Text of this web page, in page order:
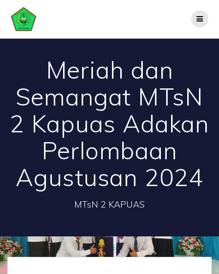
Meriah dan
Semangat MTsN
2 Kapuas Adakan
Perlombaan
Agustusan 2024
MTsN 2 KAPUAS